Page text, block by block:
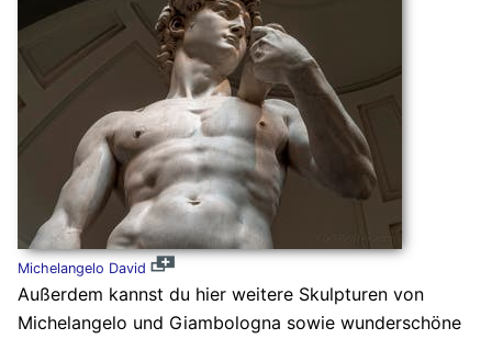
Michelangelo David
Außerdem kannst du hier weitere Skulpturen von
Michelangelo und Giambologna sowie wunderschöne